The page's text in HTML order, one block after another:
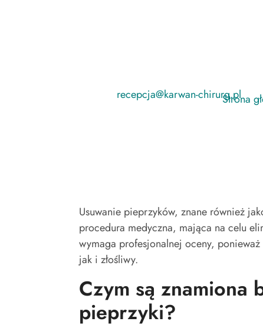
recepcja@karwan-chirurg.pl
Strona
Usuwanie pieprzyków, znane również
procedura medyczna, mająca na celu
wymaga profesjonalnej oceny,
jak i złośliwy.
Czym są znamiona
pieprzyki?